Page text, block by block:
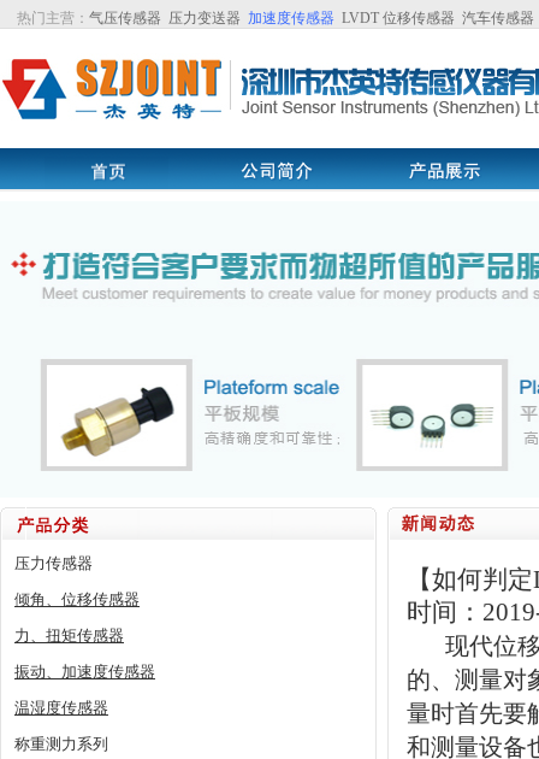
热门主营： 气压传感器 压力变送器 加速度传感器 LVDT 位移传感器 汽车传感器
压力传感器
倾角、位移传感器
力、扭矩传感器
振动、加速度传感器
温湿度传感器
称重测力系列
【如何判
时间：
现代位
的、测量对
量时首先要
和测量设备